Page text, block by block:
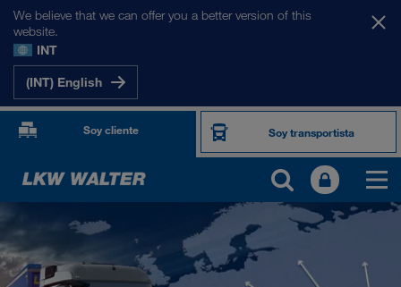
We believe that we can offer you a better version of this
website.
INT
(INT) English
Soy cliente Soy transportista
NUESTROS MERCADOS
Europa